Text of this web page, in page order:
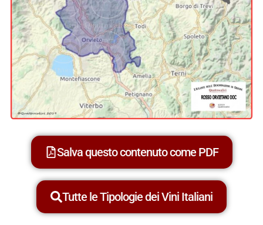
Salva questo contenuto come PDF
Tutte le Tipologie dei Vini Italiani